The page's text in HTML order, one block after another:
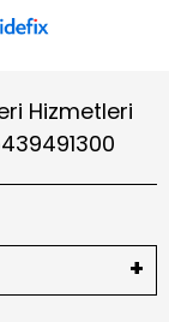
Hizmetleri